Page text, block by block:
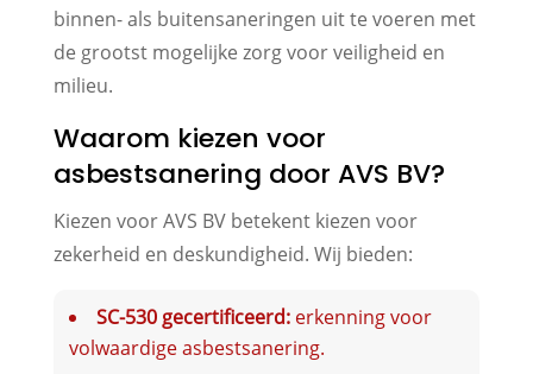
binnen- als buitensaneringen uit te voeren met
de grootst mogelijke zorg voor veiligheid en
milieu.
Waarom kiezen voor
asbestsanering door AVS BV?
Kiezen voor AVS BV betekent kiezen voor
zekerheid en deskundigheid. Wij bieden:
SC-530 gecertificeerd:erkenning voor
volwaardige asbestsanering.